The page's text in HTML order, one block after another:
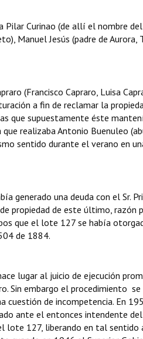
Curinao (de allí el nombre del
Manuel Jesús (padre de Aurora,
(Francisco Capraro, Luisa
a fin de reclamar la
que supuestamente éste
realizaba Antonio Buenuleo
sentido durante el verano en
generado una deuda con el Sr.
de propiedad de este último,
que el lote 127 se había
de 1884.
lugar al juicio de ejecución
Sin embargo el procedimiento
de incompetencia. En
ante el entonces intendente del
lote 127, liberando en tal